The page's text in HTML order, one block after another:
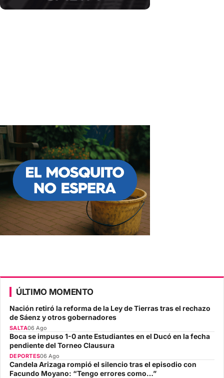
ÚLTIMO MOMENTO
Nación retiró la reforma de la Ley de Tierras tras el rechazo
de Sáenz y otros gobernadores
SALTA06 Ago
Boca se impuso 1-0 ante Estudiantes en el Ducó en la fecha
pendiente del Torneo Clausura
DEPORTES06 Ago
Candela Arizaga rompió el silencio tras el episodio con
Facundo Moyano: “Tengo errores como…”